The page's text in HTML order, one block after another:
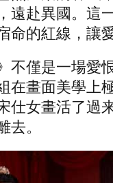
遠赴異國。這
命的紅線，讓
不僅是一場愛
在畫面美學上
仕女畫活了過
。